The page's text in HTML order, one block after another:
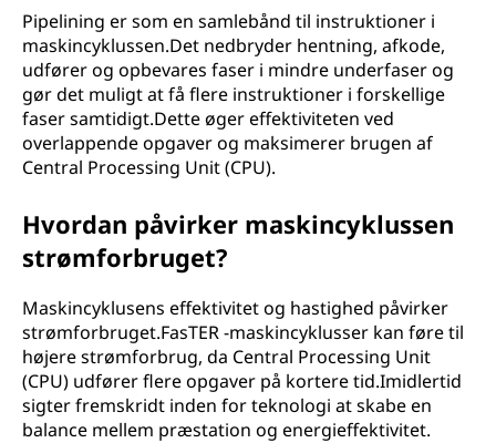
Pipelining er som en samlebånd til instruktioner i
maskincyklussen.Det nedbryder hentning, afkode,
udfører og opbevares faser i mindre underfaser og
gør det muligt at få flere instruktioner i forskellige
faser samtidigt.Dette øger effektiviteten ved
overlappende opgaver og maksimerer brugen af
Central Processing Unit (CPU).
Hvordan påvirker maskincyklussen
strømforbruget?
Maskincyklusens effektivitet og hastighed påvirker
strømforbruget.FasTER -maskincyklusser kan føre til
højere strømforbrug, da Central Processing Unit
(CPU) udfører flere opgaver på kortere tid.Imidlertid
sigter fremskridt inden for teknologi at skabe en
balance mellem præstation og energieffektivitet.